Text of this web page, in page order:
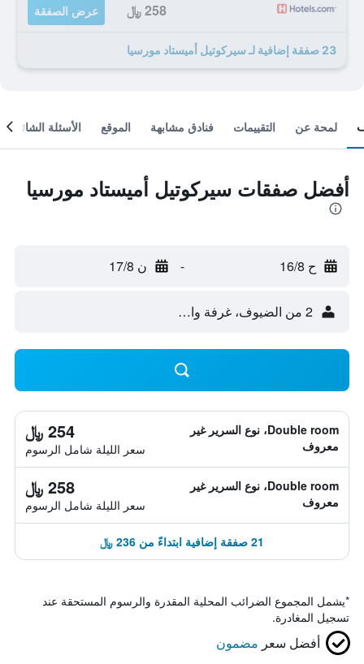
258 ﷼ عرض الصفقة
23 صفقة إضافية لـ سيركوتيل أميستاد مورسيا
لمحة عن التقييمات فنادق مشابهة الموقع الأسئلة الشائعة
أفضل صفقات سيركوتيل أميستاد مورسيا
ح 16/8 - ن 17/8
2 من الضيوف، غرفة واحدة
Double room، نوع السرير غير
معروف
254 ﷼
سعر الليلة شامل الرسوم
Double room، نوع السرير غير
معروف
258 ﷼
سعر الليلة شامل الرسوم
21 صفقة إضافية ابتداءً من 236 ﷼
*يشمل المجموع الضرائب المحلية المقدرة والرسوم المستحقة عند
تسجيل المغادرة.
أفضل سعر مضمون